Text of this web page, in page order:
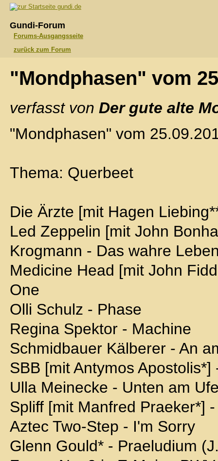
gundi.de
Gundi-Forum
Forums-Ausgangsseite
zurück zum Forum
"Mondphasen" vom
verfasst von Der gute alte
"Mondphasen" vom
Thema: Querbeet
Die Ärzte [mit Hagen
Led Zeppelin [mit John
Krogmann - Das wahre
Medicine Head [mit John
One
Olli Schulz - Phase
Regina Spektor - Machine
Schmidbauer Kälberer - An
SBB [mit Antymos
Ulla Meinecke - Unten am
Spliff [mit Manfred Praeker*]
Aztec Two-Step - I'm Sorry
Glenn Gould* - Praeludium